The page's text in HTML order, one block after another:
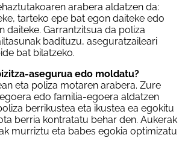
arabera aldatzen da:
tarteko epe bat egon daiteke edo
daiteke. Garrantzitsua da poliza
badituzu, aseguratzaileari
bat bilatzeko.
asegurua edo moldatu?
eta poliza motaren arabera. Zure
edo familia-egoera aldatzen
berrikustea eta ikustea ea egokitu
berria kontratatu behar den. Aukerak
murriztu eta babes egokia optimizatu